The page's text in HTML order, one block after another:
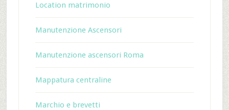
Location matrimonio
Manutenzione Ascensori
Manutenzione ascensori Roma
Mappatura centraline
Marchio e brevetti